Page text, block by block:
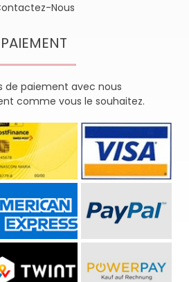
Nous
PAIEMENT
de paiement avec nous
comme vous le souhaitez.